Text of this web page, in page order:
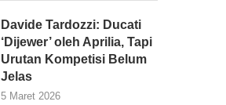
Davide Tardozzi: Ducati
‘Dijewer’ oleh Aprilia, Tapi
Urutan Kompetisi Belum
Jelas
5 Maret 2026